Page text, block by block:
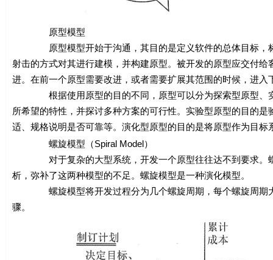
原型模型
原型模型开始于沟通，其目的是定义软件的总体目标，标
射击的方式对其进行建模，并构建原型。被开发的原型应交付
进。在前一个原型需要改进，或者需要扩展其范围的时候，进入
根据使用原型的目的不同，原型可以分为探索型原型、实
所希望的特性，并探讨多种方案的可行性。实验型原型的目的
适、规格说明是否可靠等。演化型原型的目的是将原型作为目
螺旋模型（Spiral Model）
对于复杂的大型系统，开发一个原型往往达不到要求。螺
析，弥补了这两种模型的不足。螺旋模型是一种演化模型。
螺旋模型将开发过程分为几个螺旋周期，每个螺旋周期大
骤。